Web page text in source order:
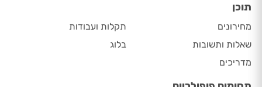
תוכן
מחירונים
שאלות ותשובות
מדריכים
תקלות ועבודות
בלוג